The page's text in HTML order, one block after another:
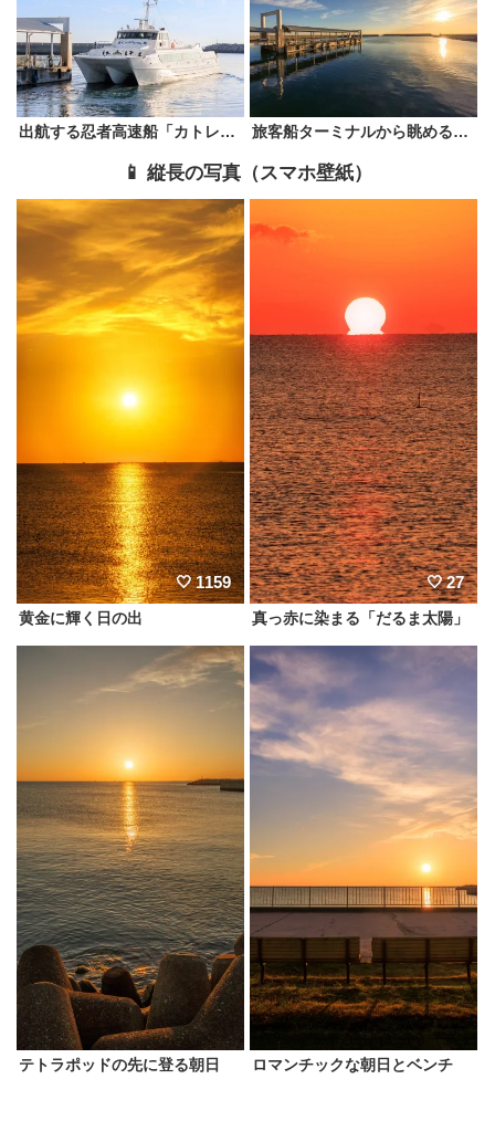
出航する忍者高速船「カトレア」 旅客船ターミナルから眺める朝日
📱 縦長の写真（スマホ壁紙）
1159
黄金に輝く日の出
27
真っ赤に染まる「だるま太陽」
テトラポッドの先に登る朝日 ロマンチックな朝日とベンチ